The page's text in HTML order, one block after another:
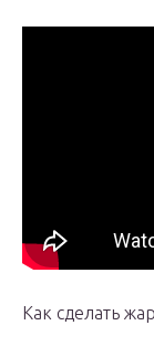
Как сделать